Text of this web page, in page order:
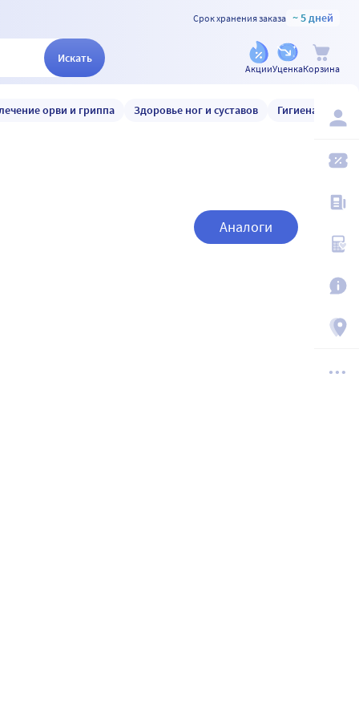
Срок хранения заказа ~ 5 дней
Искать
АкцииУценкаКорзина
орви и гриппа Здоровье ног и суставов Гигиена и уход
Аналоги